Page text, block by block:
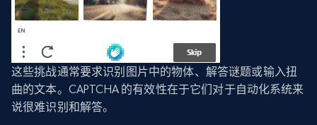
这些挑战通常要求识别图片中的物体、解答谜题或输入扭
曲的文本。CAPTCHA 的有效性在于它们对于自动化系统来
说很难识别和解答。